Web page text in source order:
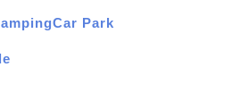
Park